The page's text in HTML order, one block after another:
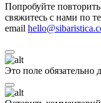
Попробуйте повторить
свяжитесь с нами по
email
Это поле обязательно